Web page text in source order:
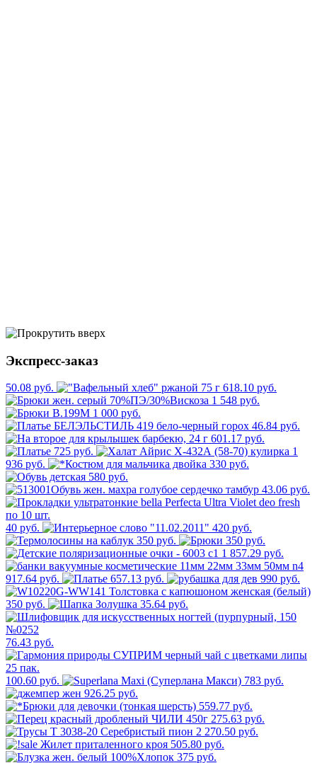
Экспресс-заказ
50.08 руб.
618.10 руб.
1 548 руб.
1 000 руб.
46.84 руб.
601.17 руб.
725 руб.
1
936 руб.
330 руб.
580 руб.
43.06 руб.
40 руб.
420 руб.
350 руб.
350 руб.
1 857.29 руб.
917.64 руб. 657.13 руб. 990 руб.
350 руб. 35.64 руб.
76.43 руб.
100.60 руб.
783 руб.
926.25 руб.
559.77 руб.
275.63 руб.
2 270.50 руб.
505.80 руб.
375 руб.